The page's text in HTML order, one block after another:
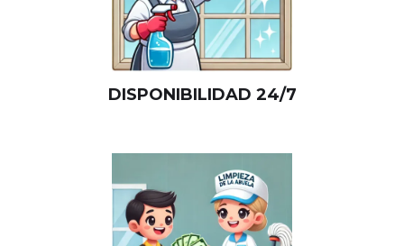
DISPONIBILIDAD 24/7